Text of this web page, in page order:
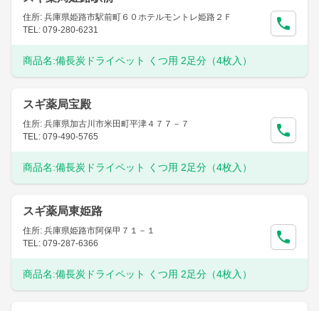
住所: 兵庫県姫路市駅前町６０ホテルモントレ姫路２Ｆ
TEL: 079-280-6231
商品名:備長炭ドライペット くつ用 2足分（4枚入）
スギ薬局宝殿
住所: 兵庫県加古川市米田町平津４７７－７
TEL: 079-490-5765
商品名:備長炭ドライペット くつ用 2足分（4枚入）
スギ薬局東姫路
住所: 兵庫県姫路市阿保甲７１－１
TEL: 079-287-6366
商品名:備長炭ドライペット くつ用 2足分（4枚入）